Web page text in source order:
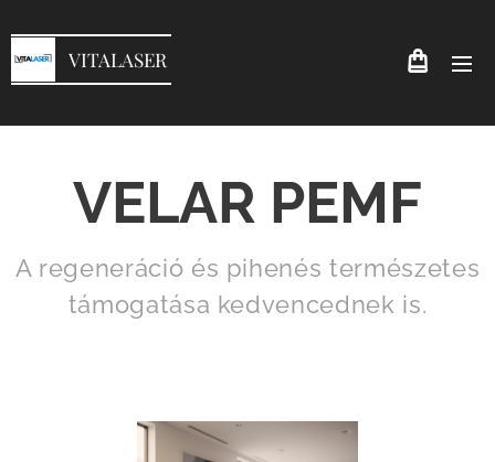
VITALASER
VELAR PEMF
A regeneráció és pihenés természetes
támogatása kedvencednek is.